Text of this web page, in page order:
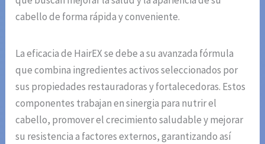
cabello de forma rápida y conveniente.
La eficacia de HairEX se debe a su avanzada fórmula
que combina ingredientes activos seleccionados por
sus propiedades restauradoras y fortalecedoras. Estos
componentes trabajan en sinergia para nutrir el
cabello, promover el crecimiento saludable y mejorar
su resistencia a factores externos, garantizando así